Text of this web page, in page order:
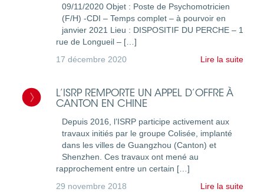
09/11/2020 Objet : Poste de Psychomotricien
(F/H) -CDI – Temps complet – à pourvoir en
janvier 2021 Lieu : DISPOSITIF DU PERCHE – 1
rue de Longueil – […]
17 décembre 2020
Lire la suite
L’ISRP REMPORTE UN APPEL D’OFFRE À
CANTON EN CHINE
Depuis 2016, l’ISRP participe activement aux
travaux initiés par le groupe Colisée, implanté
dans les villes de Guangzhou (Canton) et
Shenzhen. Ces travaux ont mené au
rapprochement entre un certain […]
29 novembre 2018
Lire la suite